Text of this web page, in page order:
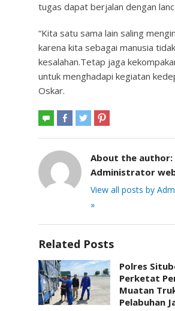
tugas dapat berjalan dengan
“Kita satu sama lain saling
karena kita sebagai manusia
kesalahan.Tetap jaga
untuk menghadapi kegiatan
Oskar.
About the author:
Administrator
View all posts by
»
Related Posts
Polres
Perketat
Muatan
Pelabuhan